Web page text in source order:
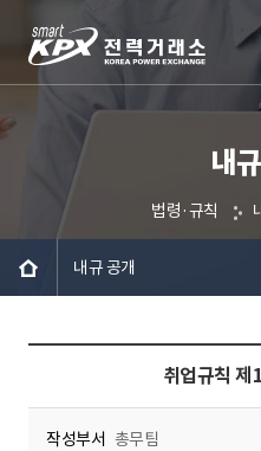
내
법령·규칙
내규 공개
취업규칙 제
작성부서 총무팀